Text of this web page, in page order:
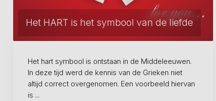
Het HART is het symbool van de liefde
Het hart symbool is ontstaan in de Middeleeuwen.
In deze tijd werd de kennis van de Grieken niet
altijd correct overgenomen. Een voorbeeld hiervan
is ...